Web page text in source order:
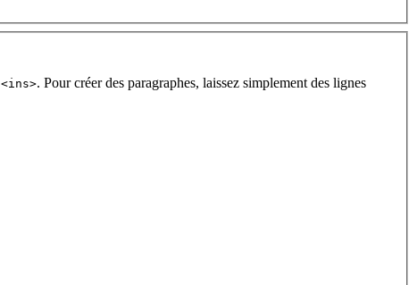
<ins>. Pour créer des paragraphes, laissez simplement des lignes